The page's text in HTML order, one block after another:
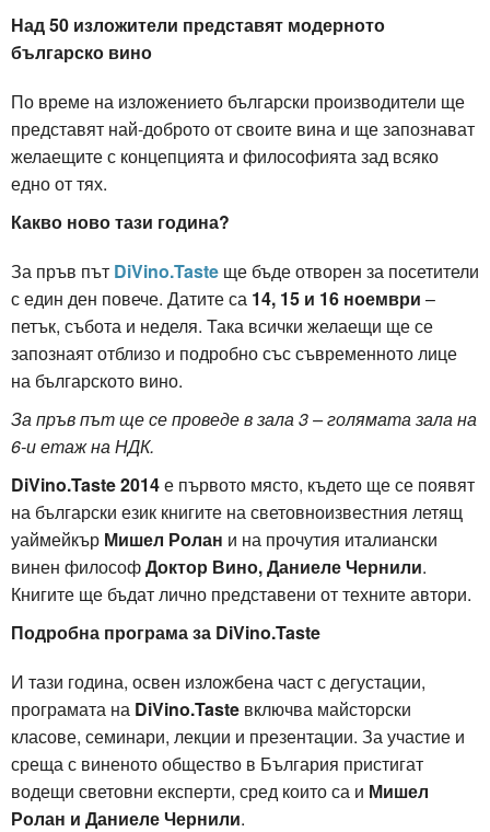
Над 50 изложители представят модерното
българско вино
По време на изложението български производители ще
представят най-доброто от своите вина и ще запознават
желаещите с концепцията и философията зад всяко
едно от тях.
Какво ново тази година?
За пръв път DiVino.Taste ще бъде отворен за посетители
с един ден повече. Датите са 14, 15 и 16 ноември –
петък, събота и неделя. Така всички желаещи ще се
запознаят отблизо и подробно със съвременното лице
на българското вино.
За пръв път ще се проведе в зала 3 – голямата зала на
6-и етаж на НДК.
DiVino.Taste 2014е първото място, където ще се появят
на български език книгите на световноизвестния летящ
уаймейкър Мишел Ролан и на прочутия италиански
винен философДоктор Вино, Даниеле Чернили.
Книгите ще бъдат лично представени от техните автори.
Подробна програма за DiVino.Taste
И тази година, освен изложбена част с дегустации,
програмата на DiVino.Taste включва майсторски
класове, семинари, лекции и презентации. За участие и
среща с виненото общество в България пристигат
водещи световни експерти, сред които са и Мишел
Ролан и Даниеле Чернили.